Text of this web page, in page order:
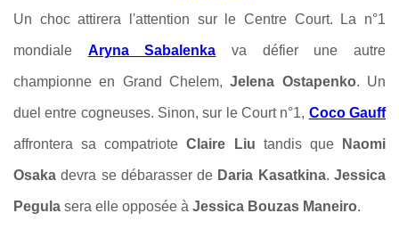
Un choc attirera l'attention sur le Centre Court. La n°1
mondiale Aryna Sabalenka va défier une autre
championne en Grand Chelem,Jelena Ostapenko. Un
duel entre cogneuses. Sinon, sur le Court n°1, Coco Gauff
affrontera sa compatrioteClaire Liu tandis queNaomi
Osaka devra se débarasser de Daria Kasatkina.Jessica
Pegula sera elle opposée à Jessica Bouzas Maneiro.